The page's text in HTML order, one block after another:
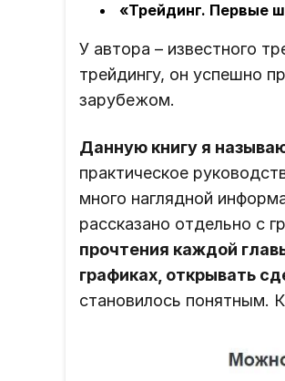
«Трейдинг. Первые
У автора – известного
трейдингу, он успешно
зарубежом.
Данную книгу я
практическое
много наглядной
рассказано отдельно с
прочтения каждой
графиках, открывать
становилось понятным.